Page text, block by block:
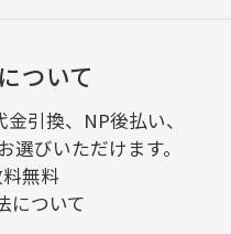
ついて
引換、NP後払い、
選びいただけます。
無料
について